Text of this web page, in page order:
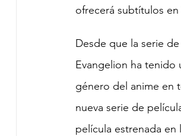
ofrecerá subtítulos en
Desde que la serie
Evangelion ha tenido
género del anime en
nueva serie de
película estrenada